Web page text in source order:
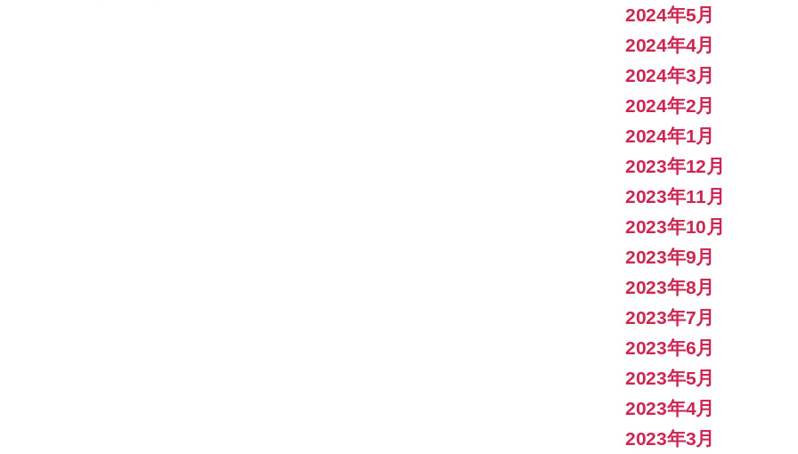
2024年5月
2024年4月
2024年3月
2024年2月
2024年1月
2023年12月
2023年11月
2023年10月
2023年9月
2023年8月
2023年7月
2023年6月
2023年5月
2023年4月
2023年3月